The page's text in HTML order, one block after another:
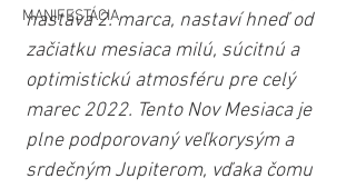
MANIFESTÁCIA
nastáva 2. marca, nastaví hneď od
začiatku mesiaca milú, súcitnú a
optimistickú atmosféru pre celý
marec 2022. Tento Nov Mesiaca je
plne podporovaný veľkorysým a
srdečným Jupiterom, vďaka čomu